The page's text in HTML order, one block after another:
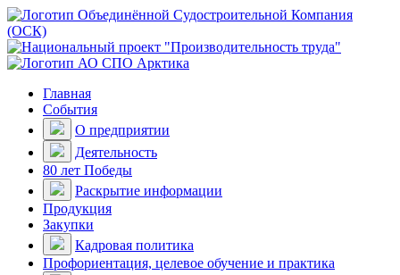
Главная
События
О предприятии
Деятельность
80 лет Победы
Раскрытие информации
Продукция
Закупки
Кадровая политика
Профориентация, целевое обучение и практика